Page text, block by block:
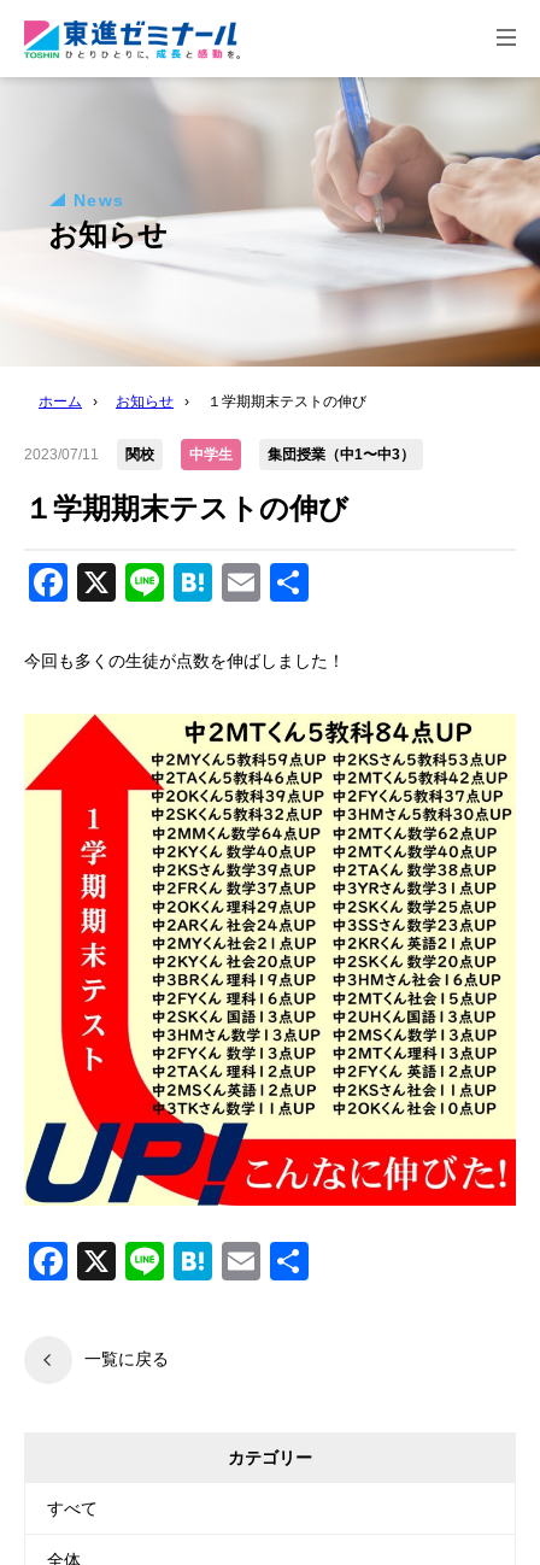
News
お知らせ
ホーム › お知らせ › １学期期末テストの伸び
2023/07/11 関校 中学生 集団授業（中1〜中3）
１学期期末テストの伸び
Facebook
X LineHatena
Email
今回も多くの生徒が点数を伸ばしました！
Facebook
X LineHatena
Email
一覧に戻る
カテゴリー
すべて
全体